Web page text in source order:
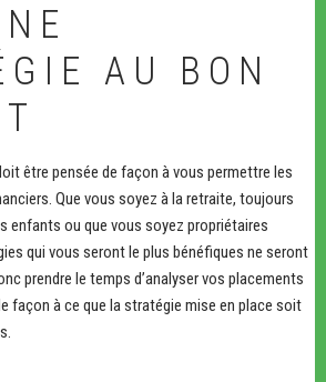
AU BON
être pensée de façon à vous permettre les
Que vous soyez à la retraite, toujours
enfants ou que vous soyez propriétaires
qui vous seront le plus bénéfiques ne seront
prendre le temps d’analyser vos placements
façon à ce que la stratégie mise en place soit